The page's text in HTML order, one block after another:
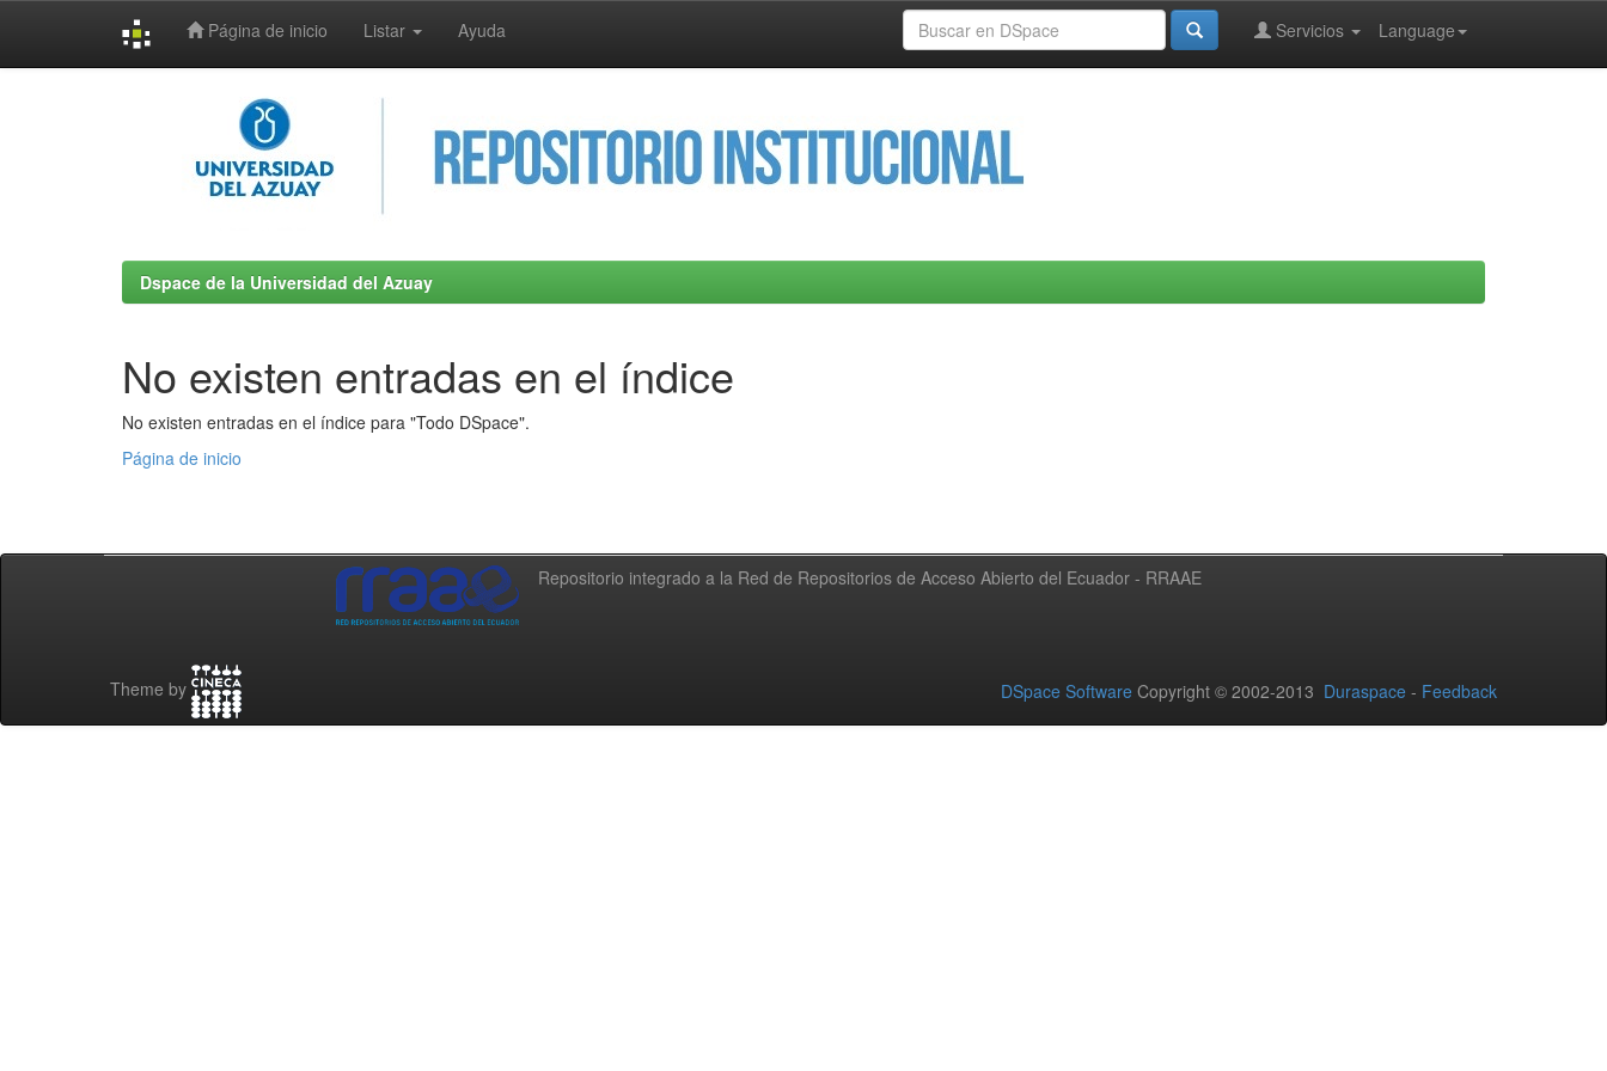
Página de inicio Listar Ayuda Language
Servicios
Dspace de la Universidad del Azuay
No existen entradas en el índice
No existen entradas en el índice para "Todo DSpace".
Página de inicio
Repositorio integrado a la Red de Repositorios de Acceso Abierto del Ecuador - RRAAE
Theme by DSpace Software Copyright © 2002-2013 Duraspace - Feedback